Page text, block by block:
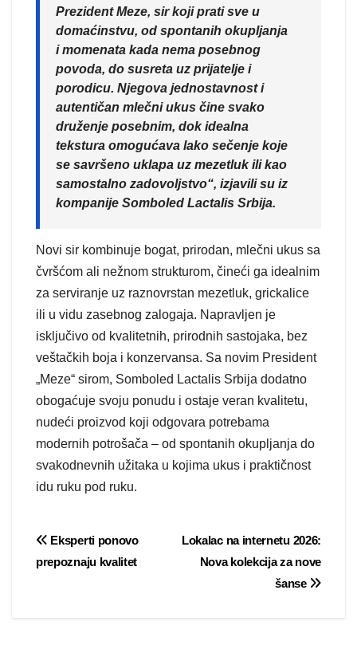
Prezident Meze, sir koji prati sve u
domaćinstvu, od spontanih okupljanja
i momenata kada nema posebnog
povoda, do susreta uz prijatelje i
porodicu. Njegova jednostavnost i
autentičan mlečni ukus čine svako
druženje posebnim, dok idealna
tekstura omogućava lako sečenje koje
se savršeno uklapa uz mezetluk ili kao
samostalno zadovoljstvo“, izjavili su iz
kompanije Somboled Lactalis Srbija.
Novi sir kombinuje bogat, prirodan, mlečni ukus sa
čvršćom ali nežnom strukturom, čineći ga idealnim
za serviranje uz raznovrstan mezetluk, grickalice
ili u vidu zasebnog zalogaja. Napravljen je
isključivo od kvalitetnih, prirodnih sastojaka, bez
veštačkih boja i konzervansa. Sa novim President
„Meze“ sirom, Somboled Lactalis Srbija dodatno
obogaćuje svoju ponudu i ostaje veran kvalitetu,
nudeći proizvod koji odgovara potrebama
modernih potrošača – od spontanih okupljanja do
svakodnevnih užitaka u kojima ukus i praktičnost
idu ruku pod ruku.
Post
navigation
Lokalac na internetu 2026:
Nova kolekcija za nove
šanse
Eksperti ponovo
prepoznaju kvalitet